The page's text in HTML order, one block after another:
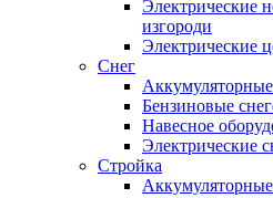
Электрические
изгороди
Электрические
Снег
Бензиновые
Навесное
Электрические
Стройка